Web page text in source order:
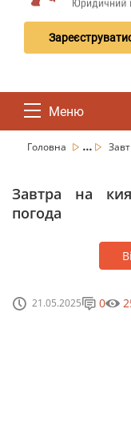
Меню
Головна ...
Завтра на
погода
21.05.2025 0